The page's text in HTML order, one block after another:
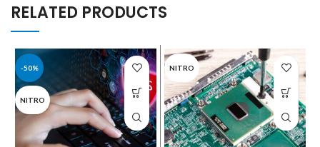
RELATED PRODUCTS
-50%
NITRO
NITRO